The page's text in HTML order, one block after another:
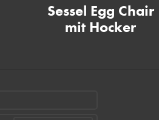
Sessel Egg Chair
mit Hocker